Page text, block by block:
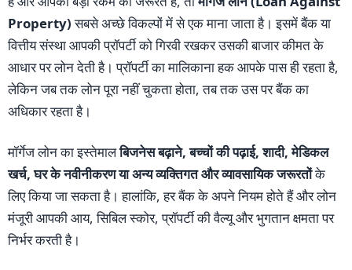
Property)सबसे अच्छे विकल्पों में से एक माना जाता है। इसमें बैंक या
वित्तीय संस्था आपकी प्रॉपर्टी को गिरवी रखकर उसकी बाजार कीमत के
आधार पर लोन देती है। प्रॉपर्टी का मालिकाना हक आपके पास ही रहता है,
लेकिन जब तक लोन पूरा नहीं चुकता होता, तब तक उस पर बैंक का
अधिकार रहता है।
मॉर्गेज लोन का इस्तेमालबिजनेस बढ़ाने, बच्चों की पढ़ाई, शादी, मेडिकल
खर्च, घर के नवीनीकरण या अन्य व्यक्तिगत और व्यावसायिक जरूरतोंके
लिए किया जा सकता है। हालांकि, हर बैंक के अपने नियम होते हैं और लोन
मंजूरी आपकी आय, सिबिल स्कोर, प्रॉपर्टी की वैल्यू और भुगतान क्षमता पर
निर्भर करती है।